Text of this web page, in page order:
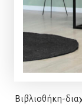
Βιβλιοθήκη-